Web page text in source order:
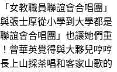
女教職員聯誼會合唱團」
張士厚從小學到大學都是
誼會合唱團」也讓她們重
曾華英覺得與大夥兒哼哼
上山採茶唱和客家山歌的